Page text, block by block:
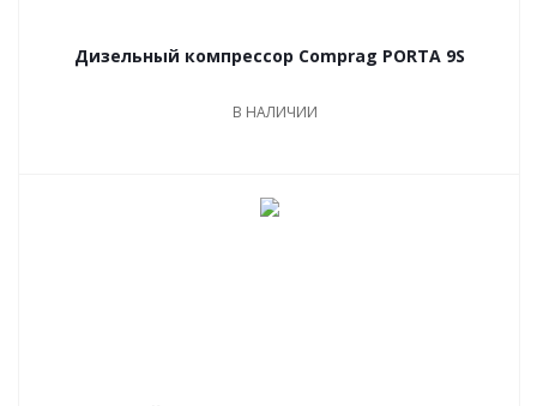
Дизельный компрессор Comprag PORTA 9S
В НАЛИЧИИ